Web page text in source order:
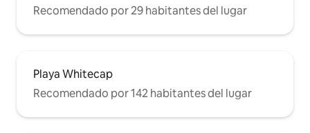
Recomendado por 29 habitantes del lugar
Playa Whitecap
Recomendado por 142 habitantes del lugar